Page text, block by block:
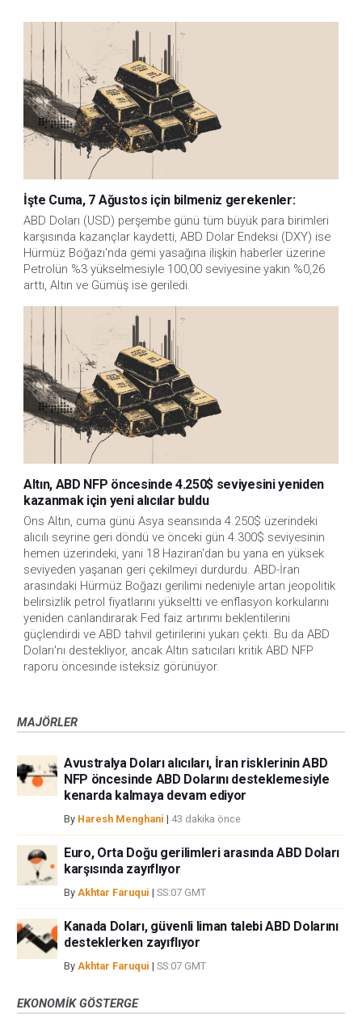
İşte Cuma, 7 Ağustos için bilmeniz gerekenler:
ABD Doları (USD) perşembe günü tüm büyük para birimleri
karşısında kazançlar kaydetti, ABD Dolar Endeksi (DXY) ise
Hürmüz Boğazı'nda gemi yasağına ilişkin haberler üzerine
Petrolün %3 yükselmesiyle 100,00 seviyesine yakın %0,26
arttı, Altın ve Gümüş ise geriledi.
Altın, ABD NFP öncesinde 4.250$ seviyesini yeniden
kazanmak için yeni alıcılar buldu
Ons Altın, cuma günü Asya seansında 4.250$ üzerindeki
alıcılı seyrine geri döndü ve önceki gün 4.300$ seviyesinin
hemen üzerindeki, yani 18 Haziran'dan bu yana en yüksek
seviyeden yaşanan geri çekilmeyi durdurdu. ABD-İran
arasındaki Hürmüz Boğazı gerilimi nedeniyle artan jeopolitik
belirsizlik petrol fiyatlarını yükseltti ve enflasyon korkularını
yeniden canlandırarak Fed faiz artırımı beklentilerini
güçlendirdi ve ABD tahvil getirilerini yukarı çekti. Bu da ABD
Doları'nı destekliyor, ancak Altın satıcıları kritik ABD NFP
raporu öncesinde isteksiz görünüyor.
MAJÖRLER
Avustralya Doları alıcıları, İran risklerinin ABD
NFP öncesinde ABD Dolarını desteklemesiyle
kenarda kalmaya devam ediyor
By Haresh Menghani | 43 dakika önce
Euro, Orta Doğu gerilimleri arasında ABD Doları
karşısında zayıflıyor
By Akhtar Faruqui | SS:07 GMT
Kanada Doları, güvenli liman talebi ABD Dolarını
desteklerken zayıflıyor
By Akhtar Faruqui | SS:07 GMT
EKONOMIK GÖSTERGE